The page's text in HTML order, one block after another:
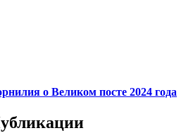
Лавре).
о Великом посте 2024 года